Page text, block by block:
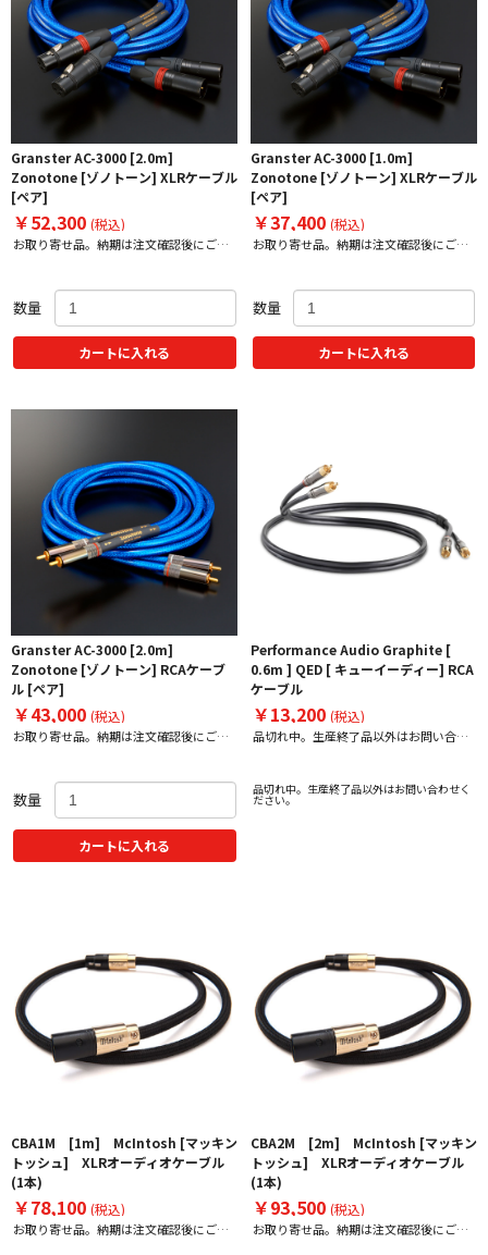
Granster AC-3000 [2.0m]
Zonotone [ゾノトーン] XLRケーブル
[ペア]
￥52,300 (税込)
お取り寄せ品。納期は注文確認後にご案
数量
カートに入れる
Granster AC-3000 [1.0m]
Zonotone [ゾノトーン] XLRケーブル
[ペア]
￥37,400 (税込)
お取り寄せ品。納期は注文確認後にご案
数量
カートに入れる
Granster AC-3000 [2.0m]
Zonotone [ゾノトーン] RCAケーブ
ル [ペア]
￥43,000 (税込)
お取り寄せ品。納期は注文確認後にご案
数量
カートに入れる
Performance Audio Graphite [
0.6m ] QED [ キューイーディー] RCA
ケーブル
￥13,200 (税込)
品切れ中。生産終了品以外はお問い合わ
品切れ中。生産終了品以外はお問い合わせく
ださい。
CBA1M [1m] McIntosh [マッキン
トッシュ] XLRオーディオケーブル
(1本)
￥78,100 (税込)
お取り寄せ品。納期は注文確認後にご案
CBA2M [2m] McIntosh [マッキン
トッシュ] XLRオーディオケーブル
(1本)
￥93,500 (税込)
お取り寄せ品。納期は注文確認後にご案